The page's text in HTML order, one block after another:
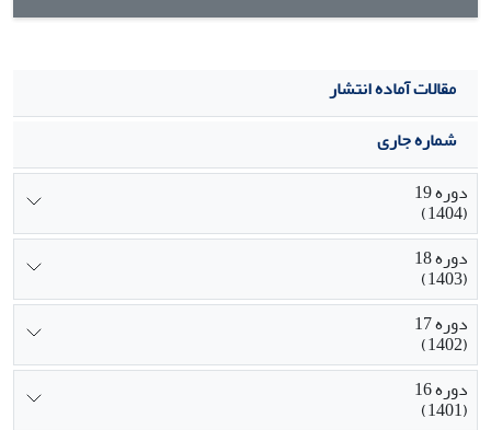
مقالات آماده انتشار
شماره جاری
دوره 19
(1404)
دوره 18
(1403)
دوره 17
(1402)
دوره 16
(1401)